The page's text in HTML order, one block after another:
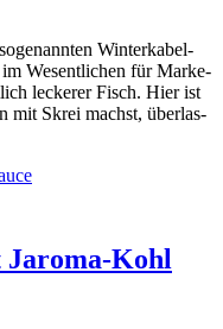
Win­ter­ka­bel­
im Wesent­li­chen für Mar­ke­
lecke­rer Fisch. Hier ist
mit Skrei machst, über­las­
Jaroma-Kohl